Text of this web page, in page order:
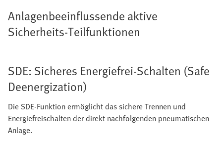
Anlagenbeeinflussende aktive
Sicherheits-Teilfunktionen
SDE: Sicheres Energiefrei-Schalten (Safe
Deenergization)
Die SDE-Funktion ermöglicht das sichere Trennen und
Energiefreischalten der direkt nachfolgenden pneumatischen
Anlage.